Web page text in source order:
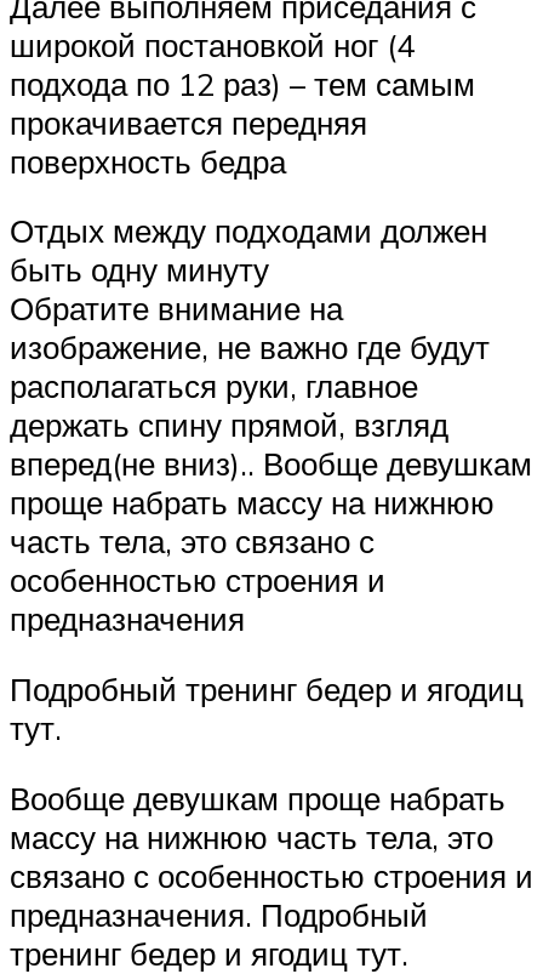
широкой постановкой ног (4
подхода по 12 раз) – тем самым
прокачивается передняя
поверхность бедра
Отдых между подходами должен
быть одну минуту
Обратите внимание на
изображение, не важно где будут
располагаться руки, главное
держать спину прямой, взгляд
вперед(не вниз).. Вообще девушкам
проще набрать массу на нижнюю
часть тела, это связано с
особенностью строения и
предназначения
Подробный тренинг бедер и ягодиц
тут.
Вообще девушкам проще набрать
массу на нижнюю часть тела, это
связано с особенностью строения и
предназначения. Подробный
тренинг бедер и ягодиц тут.